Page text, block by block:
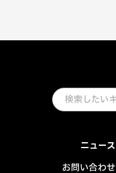
ニュース
お問い合わせ